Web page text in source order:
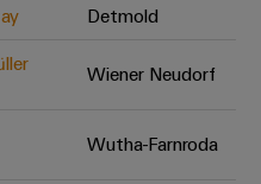
Detmold
Wiener Neudorf
Wutha-Farnroda